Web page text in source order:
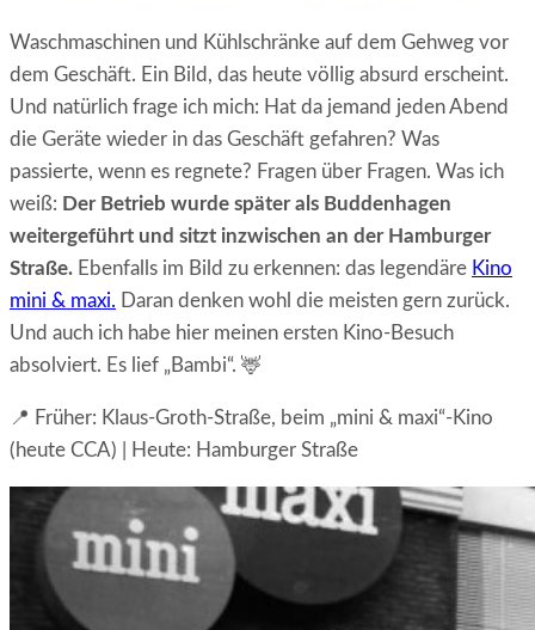
Waschmaschinen und Kühlschränke auf dem Gehweg vor
dem Geschäft. Ein Bild, das heute völlig absurd erscheint.
Und natürlich frage ich mich: Hat da jemand jeden Abend
die Geräte wieder in das Geschäft gefahren? Was
passierte, wenn es regnete? Fragen über Fragen. Was ich
weiß: Der Betrieb wurde später als Buddenhagen
weitergeführt und sitzt inzwischen an der Hamburger
Straße. Ebenfalls im Bild zu erkennen: das legendäre Kino
mini & maxi. Daran denken wohl die meisten gern zurück.
Und auch ich habe hier meinen ersten Kino-Besuch
absolviert. Es lief „Bambi“. 🦌
📍 Früher: Klaus‑Groth‑Straße, beim „mini & maxi“-Kino
(heute CCA) | Heute: Hamburger Straße